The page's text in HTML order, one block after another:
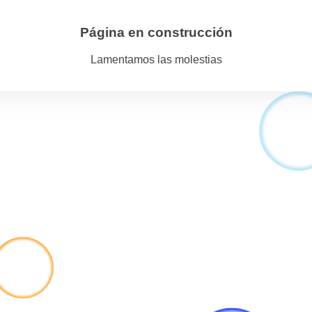
Página en construcción
Lamentamos las molestias